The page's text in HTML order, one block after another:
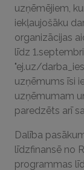
uzņēmējiem,
iekļaujošāku
organizācijas
līdz
"ej.uz/
uzņēmums īsi
uzņēmumam
paredzēts arī
Dalība
līdzfinansē no
programmas